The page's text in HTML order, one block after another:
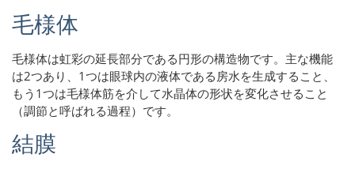
毛様体
毛様体は虹彩の延長部分である円形の構造物です。主な機能
は2つあり、1つは眼球内の液体である房水を生成すること、
もう1つは毛様体筋を介して水晶体の形状を変化させること
（調節と呼ばれる過程）です。
結膜